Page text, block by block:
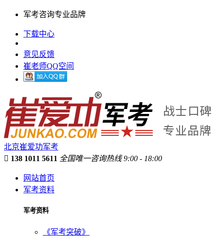
军考咨询专业品牌
下载中心
意见反馈
崔老师QQ空间
北京崔爱功军考
 138 1011 5611 全国唯一咨询热线 9:00 - 18:00
网站首页
军考资料
军考资料
《军考突破》